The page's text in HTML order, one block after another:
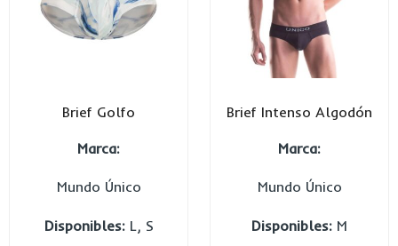
Brief Golfo
Marca:
Mundo Único
Disponibles:L, S
Brief Intenso Algodón
Marca:
Mundo Único
Disponibles: M